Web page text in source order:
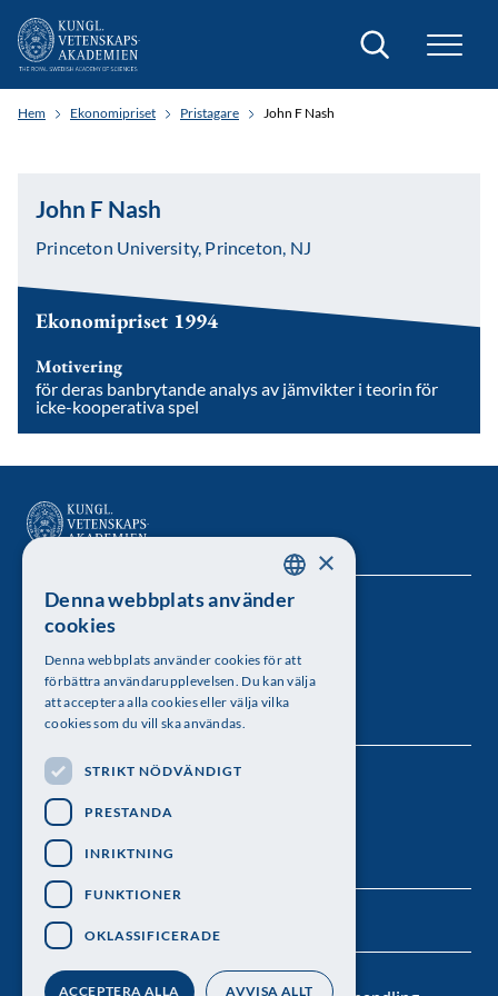
Sök
Hem Ekonomipriset Pristagare John F Nash
John F Nash
Princeton University, Princeton, NJ
Ekonomipriset 1994
Motivering
för deras banbrytande analys av jämvikter i teorin för
icke-kooperativa spel
Kungl. Vetenskapsakademien
Besöksadress: Lilla Frescativägen 4A
Telefon: 08-673 95 00
Följ oss
SWEDISH
×
Denna webbplats använder
cookies
Denna webbplats använder cookies för att
förbättra användarupplevelsen. Du kan välja
att acceptera alla cookies eller välja vilka
cookies som du vill ska användas.
STRIKT NÖDVÄNDIGT
PRESTANDA
INRIKTNING
FUNKTIONER
OKLASSIFICERADE
ACCEPTERA ALLA AVVISA ALLT